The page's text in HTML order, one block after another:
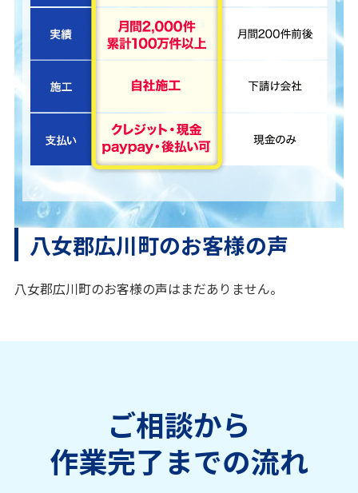
八女郡広川町のお客様の声
八女郡広川町のお客様の声はまだありません。
ご相談から
作業完了までの流れ